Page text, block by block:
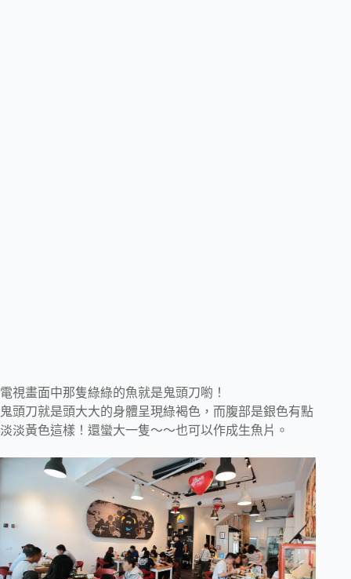
電視畫面中那隻綠綠的魚就是鬼頭刀喲！
鬼頭刀就是頭大大的身體呈現綠褐色，而腹部是銀色有點
淡淡黃色這樣！還蠻大一隻～～也可以作成生魚片。